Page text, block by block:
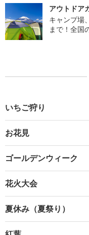
アウトドア
キャンプ場
まで！全国
いちご狩り
お花見
ゴールデンウィーク
花火大会
夏休み（夏祭り）